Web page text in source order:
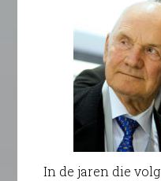
In de jaren die